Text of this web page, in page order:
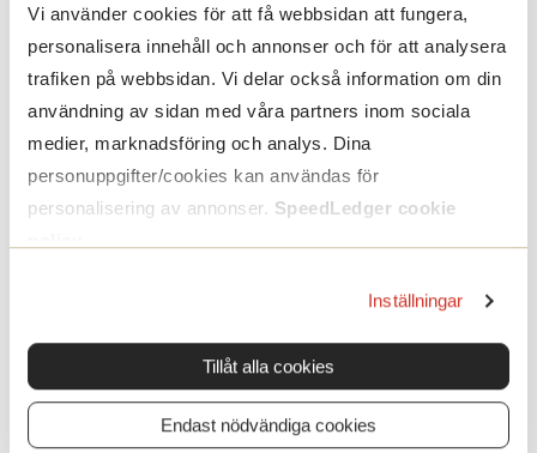
Vi använder cookies för att få webbsidan att fungera,
personalisera innehåll och annonser och för att analysera
trafiken på webbsidan. Vi delar också information om din
användning av sidan med våra partners inom sociala
medier, marknadsföring och analys. Dina
personuppgifter/cookies kan användas för
personalisering av annonser. SpeedLedger cookie
Inställningar
Tillåt alla cookies
Endast nödvändiga cookies
Slipp bokföringskaoset - börja idag!
✔️ Gratis bankkoppling
✔️ Fri bokföringsrådgivning & support
✔️ Ingen bindningstid